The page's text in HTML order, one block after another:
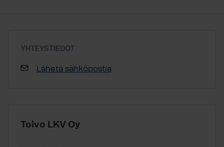
YHTEYSTIEDOT
Lähetä sähköpostia
Toivo LKV Oy